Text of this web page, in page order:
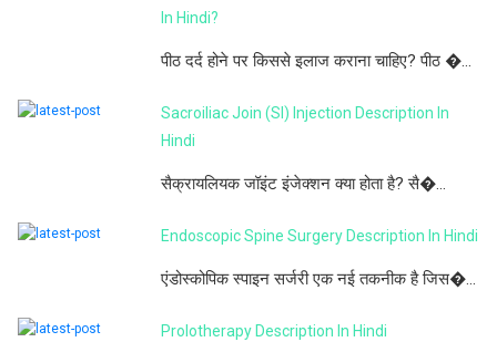
In Hindi?
पीठ दर्द होने पर किससे इलाज कराना चाहिए? पीठ �...
Sacroiliac Join (SI) Injection Description In
Hindi
सैक्रायलियक जॉइंट इंजेक्शन क्या होता है? सै�...
Endoscopic Spine Surgery Description In Hindi
एंडोस्कोपिक स्पाइन सर्जरी एक नई तकनीक है जिस�...
Prolotherapy Description In Hindi